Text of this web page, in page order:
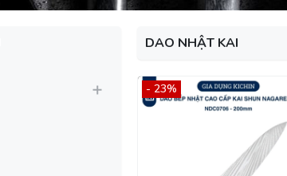
DAO NHẬT KAI
- 23%